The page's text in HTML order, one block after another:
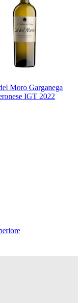
Moro Garganega
IGT 2022